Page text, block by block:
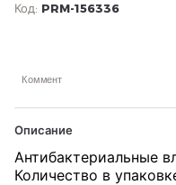
Код: PRM-156336
Коммент
Описание
Антибактериальные
Количество в